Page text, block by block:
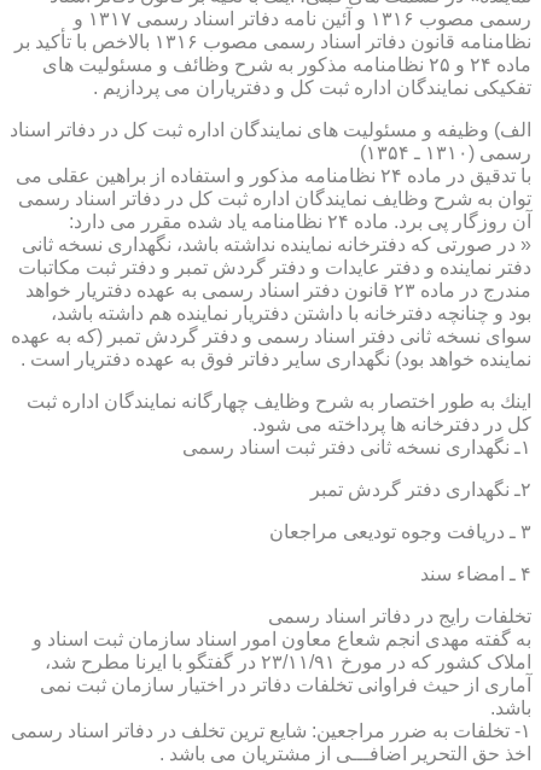
رسمی مصوب ۱۳۱۶ و آئین نامه دفاتر اسناد رسمی ۱۳۱۷ و
نظامنامه قانون دفاتر اسناد رسمی مصوب ۱۳۱۶ بالاخص با تأكید بر
ماده ۲۴ و ۲۵ نظامنامه مذكور به شرح وظائف و مسئولیت های
تفكیكی نمایندگان اداره ثبت كل و دفتریاران می پردازیم .
الف) وظیفه و مسئولیت های نمایندگان اداره ثبت كل در دفاتر اسناد
رسمی (۱۳۱۰ ـ ۱۳۵۴)
با تدقیق در ماده ۲۴ نظامنامه مذكور و استفاده از براهین عقلی می
توان به شرح وظایف نمایندگان اداره ثبت كل در دفاتر اسناد رسمی
آن روزگار پی برد. ماده ۲۴ نظامنامه یاد شده مقرر می دارد:
« در صورتی كه دفترخانه نماینده نداشته باشد، نگهداری نسخه ثانی
دفتر نماینده و دفتر عایدات و دفتر گردش تمبر و دفتر ثبت مكاتبات
مندرج در ماده ۲۳ قانون دفتر اسناد رسمی به عهده دفتریار خواهد
بود و چنانچه دفترخانه با داشتن دفتریار نماینده هم داشته باشد،
سوای نسخه ثانی دفتر اسناد رسمی و دفتر گردش تمبر (كه به عهده
نماینده خواهد بود) نگهداری سایر دفاتر فوق به عهده دفتریار است .
اینك به طور اختصار به شرح وظایف چهارگانه نمایندگان اداره ثبت
كل در دفترخانه ها پرداخته می شود.
۱ـ نگهداری نسخه ثانی دفتر ثبت اسناد رسمی
۲ـ نگهداری دفتر گردش تمبر
۳ ـ دریافت وجوه تودیعی مراجعان
۴ ـ امضاء سند
تخلفات رایج در دفاتر اسناد رسمی
به گفته مهدی انجم شعاع معاون امور اسناد سازمان ثبت اسناد و
املاک کشور که در مورخ ۲۳/۱۱/۹۱ در گفتگو با ایرنا مطرح شد،
آماری از حیث فراوانی تخلفات دفاتر در اختیار سازمان ثبت نمی
باشد.
۱- تخلفات به ضرر مراجعین: شایع ترین تخلف در دفاتر اسناد رسمی
اخذ حق التحریر اضافـــی از مشتریان می باشد .